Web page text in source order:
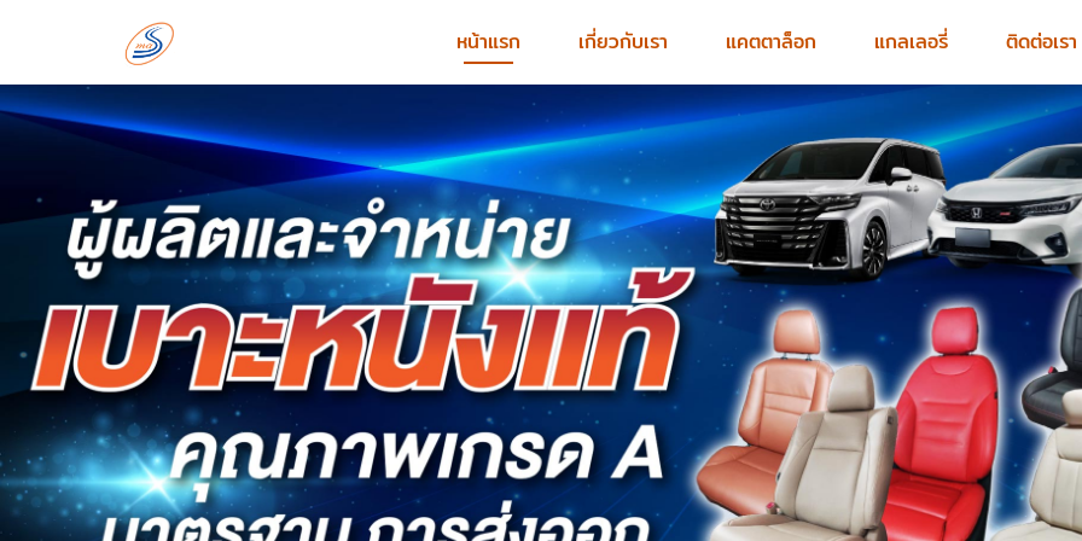
หน้าแรก เกี่ยวกับเรา แคตตาล็อก แกลเลอรี่ ติดต่อเรา